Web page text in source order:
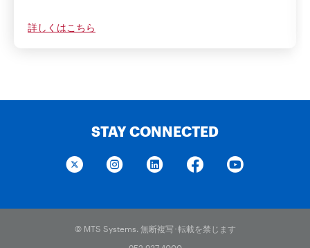
詳しくはこちら
STAY CONNECTED
© MTS Systems. 無断複写･転載を禁じます